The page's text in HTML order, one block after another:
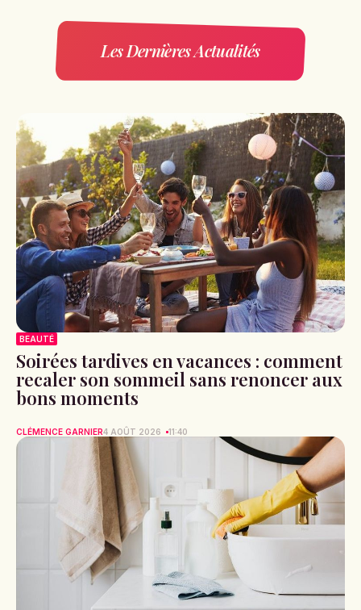
Les Dernières Actualités
BEAUTÉ
Soirées tardives en vacances : comment
recaler son sommeil sans renoncer aux
bons moments
CLÉMENCE GARNIER4 AOÛT 2026 11:40